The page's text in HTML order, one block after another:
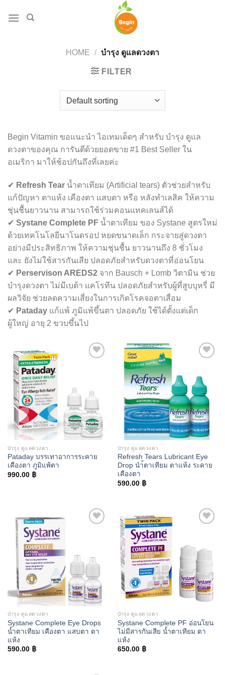
HOME / บำรุง ดูแลดวงตา
FILTER
Begin Vitamin ขอแนะนำ ไอเทมเด็ดๆ สำหรับ บำรุง ดูแล
ดวงตาของคุณ การันตีด้วยยอดขาย #1 Best Seller ใน
อเมริกา มาให้ช้อปกันถึงที่เลยค่ะ
✔ Refresh Tear น้ำตาเทียม (Artificial tears) ตัวช่วยสำหรับ
แก้ปัญหา ตาแห้ง เคืองตา แสบตา หรือ หลังทำเลสิค ให้ความ
ชุ่นชื้นยาวนาน สามารถใช้ร่วมคอนแทคเลนส์ได้
✔ Systane Complete PF น้ำตาเทียม ของ Systane สูตรใหม่
ด้วยเทคโนโลยีนาโนดรอป หยดขนาดเล็ก กระจายสู่ดวงตา
อย่างมีประสิทธิภาพ ให้ความชุ่นชื้น ยาวนานถึง 8 ชั่วโมง
และ ยังไม่ใช้สารกันเสีย ปลอดภัยสำหรับดวงตาที่อ่อนโยน
✔ Perservison AREDS2 จาก Bausch + Lomb วิตามิน ช่วย
บำรุงดวงตา ไม่มีเบต้า แคโรทีน ปลอดภัยสำหรับผู้ที่สูบบุหรี่ มี
ผลวิจัย ช่วยลดความเสี่ยงในการเกิดโรคจอตาเสื่อม
✔ Pataday แก้แพ้ ภูมิแพ้ขึ้นตา ปลอดภัย ใช้ได้ตั้งแต่เด็ก
ผู้ใหญ่ อายุ 2 ขวบขึ้นไป
บำรุง ดูแลดวงตา
Pataday บรรเทาอาการระคาย
เคืองตา ภูมิแพ้ตา
990.00 ฿
บำรุง ดูแลดวงตา
Refresh Tears Lubricant Eye
Drop นำ้ตาเทียม ตาแห้ง ระคาย
เคืองตา
590.00 ฿
บำรุง ดูแลดวงตา
Systane Complete Eye Drops
น้ำตาเทียม เคืองตา แสบตา ตา
แห้ง
590.00 ฿
บำรุง ดูแลดวงตา
Systane Complete PF อ่อนโยน
ไม่มีสารกันเสีย น้ำตาเทียม ตา
แห้ง
650.00 ฿